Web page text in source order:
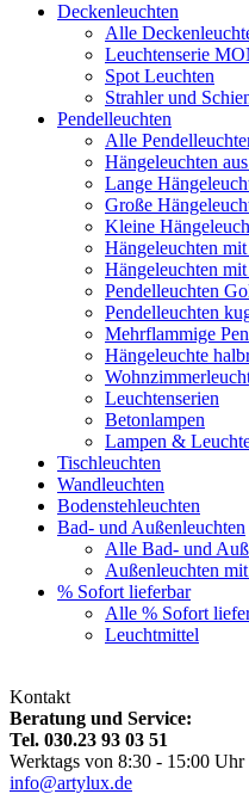
Deckenleuchten
Alle
Leuchtenserie
Spot Leuchten
Strahler und
Pendelleuchten
Alle
Hängeleuchten
Lange
Große
Kleine
Hängeleuchten
Hängeleuchten
Pendelleuchten
Pendelleuchten
Mehrflammige
Hängeleuchte
Leuchtenserien
Betonlampen
Lampen &
Tischleuchten
Wandleuchten
Bodenstehleuchten
Bad- und Außenleuchten
Alle Bad- und
Außenleuchten
% Sofort lieferbar
Alle % Sofort
Leuchtmittel
Kontakt
Beratung und Service:
Tel. 030.23 93 03 51
Werktags von 8:30 - 15:00 Uhr
info@artylux.de